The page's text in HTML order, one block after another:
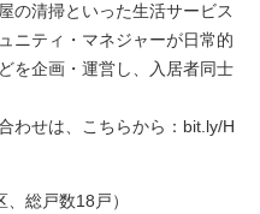
の清掃といった生活サービス
ニティ・マネジャーが日常的
を企画・運営し、入居者同士
わせは、こちらから： bit.ly/H
総戸数18戸）